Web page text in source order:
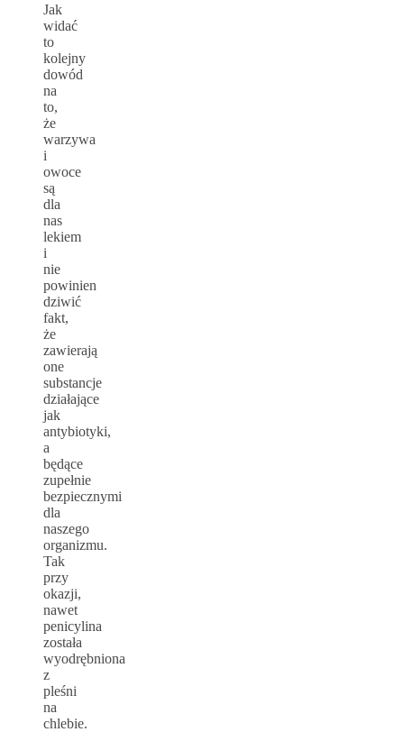
Jak
widać
to
kolejny
dowód
na
to,
że
warzywa
i
owoce
są
dla
nas
lekiem
i
nie
powinien
dziwić
fakt,
że
zawierają
one
substancje
działające
jak
antybiotyki,
a
będące
zupełnie
bezpiecznymi
dla
naszego
organizmu.
Tak
przy
okazji,
nawet
penicylina
została
wyodrębniona
z
pleśni
na
chlebie.